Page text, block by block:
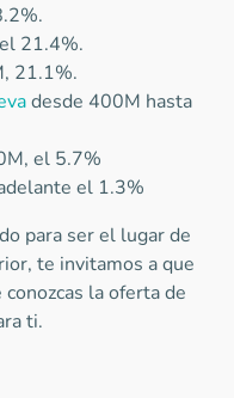
21.4%.
21.1%.
desde 400M hasta
el 5.7%
el 1.3%
para ser el lugar de
te invitamos a que
conozcas la oferta de
ti.